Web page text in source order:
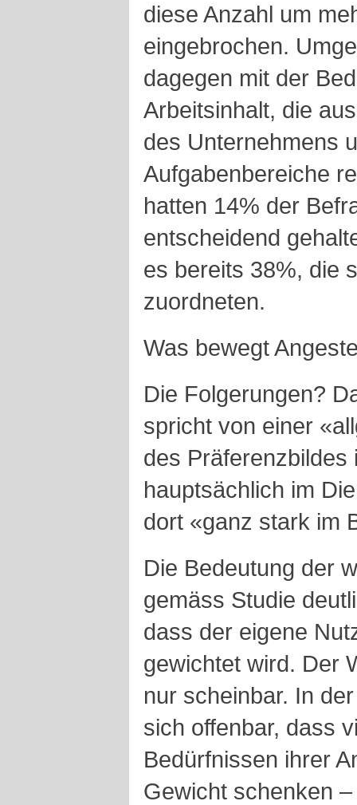
diese Anzahl um
eingebrochen.
dagegen mit der
Arbeitsinhalt, die
des Unternehmens
Aufgabenbereiche
hatten 14% der
entscheidend
es bereits 38%, die
zuordneten.
Was bewegt
Die Folgerungen?
spricht von einer
des Präferenzbildes
hauptsächlich im
dort «ganz stark im
Die Bedeutung der
gemäss Studie
dass der eigene
gewichtet wird. Der
nur scheinbar. In
sich offenbar, dass
Bedürfnissen ihrer
Gewicht schenken